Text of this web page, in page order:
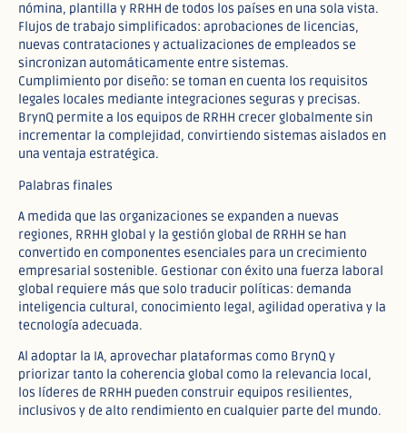
nómina, plantilla y RRHH de todos los países en una sola vista.
Flujos de trabajo simplificados: aprobaciones de licencias,
nuevas contrataciones y actualizaciones de empleados se
sincronizan automáticamente entre sistemas.
Cumplimiento por diseño: se toman en cuenta los requisitos
legales locales mediante integraciones seguras y precisas.
BrynQ permite a los equipos de RRHH crecer globalmente sin
incrementar la complejidad, convirtiendo sistemas aislados en
una ventaja estratégica.
Palabras finales
A medida que las organizaciones se expanden a nuevas
regiones, RRHH global y la gestión global de RRHH se han
convertido en componentes esenciales para un crecimiento
empresarial sostenible. Gestionar con éxito una fuerza laboral
global requiere más que solo traducir políticas: demanda
inteligencia cultural, conocimiento legal, agilidad operativa y la
tecnología adecuada.
Al adoptar la IA, aprovechar plataformas como BrynQ y
priorizar tanto la coherencia global como la relevancia local,
los líderes de RRHH pueden construir equipos resilientes,
inclusivos y de alto rendimiento en cualquier parte del mundo.